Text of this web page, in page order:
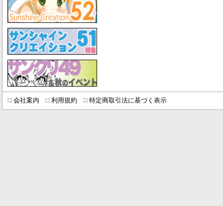
会社案内 利用規約 特定商取引法に基づく表示